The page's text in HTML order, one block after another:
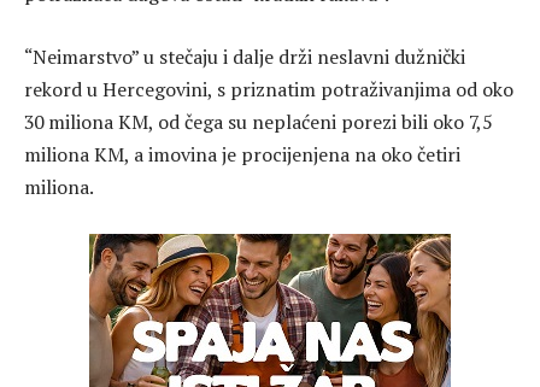
“Neimarstvo” u stečaju i dalje drži neslavni dužnički
rekord u Hercegovini, s priznatim potraživanjima od oko
30 miliona KM, od čega su neplaćeni porezi bili oko 7,5
miliona KM, a imovina je procijenjena na oko četiri
miliona.